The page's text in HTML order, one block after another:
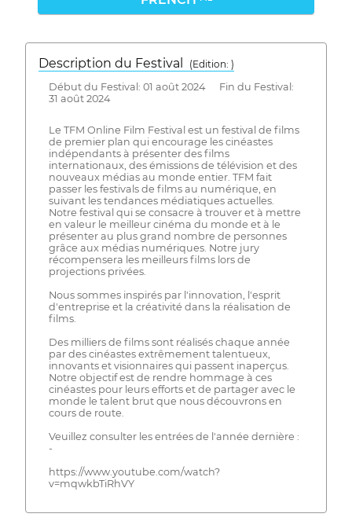
Description du Festival
( Edition: )
Début du Festival: 01 août 2024 Fin du Festival:
31 août 2024
Le TFM Online Film Festival est un festival de films
de premier plan qui encourage les cinéastes
indépendants à présenter des films
internationaux, des émissions de télévision et des
nouveaux médias au monde entier. TFM fait
passer les festivals de films au numérique, en
suivant les tendances médiatiques actuelles.
Notre festival qui se consacre à trouver et à mettre
en valeur le meilleur cinéma du monde et à le
présenter au plus grand nombre de personnes
grâce aux médias numériques. Notre jury
récompensera les meilleurs films lors de
projections privées.
Nous sommes inspirés par l'innovation, l'esprit
d'entreprise et la créativité dans la réalisation de
films.
Des milliers de films sont réalisés chaque année
par des cinéastes extrêmement talentueux,
innovants et visionnaires qui passent inaperçus.
Notre objectif est de rendre hommage à ces
cinéastes pour leurs efforts et de partager avec le
monde le talent brut que nous découvrons en
cours de route.
Veuillez consulter les entrées de l'année dernière :
-
https://www.youtube.com/watch?
v=mqwkbTiRhVY